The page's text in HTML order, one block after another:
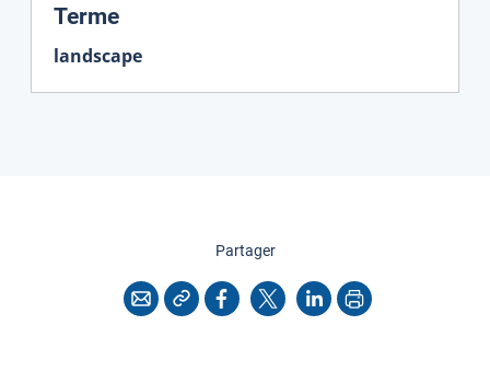
Terme:
landscape
Partagercette page
CourrielCopier l'adresse
Facebook
X LinkedInImprimer